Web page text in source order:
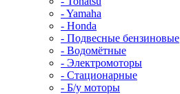
- Yamaha
- Honda
- Подвесные бензиновые
- Водомётные
- Электромоторы
- Стационарные
- Б/у моторы